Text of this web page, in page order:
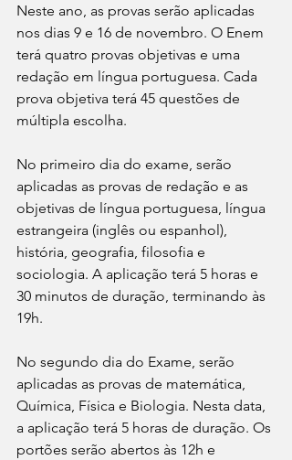
Neste ano, as provas serão aplicadas
nos dias 9 e 16 de novembro. O Enem
terá quatro provas objetivas e uma
redação em língua portuguesa. Cada
prova objetiva terá 45 questões de
múltipla escolha.
No primeiro dia do exame, serão
aplicadas as provas de redação e as
objetivas de língua portuguesa, língua
estrangeira (inglês ou espanhol),
história, geografia, filosofia e
sociologia. A aplicação terá 5 horas e
30 minutos de duração, terminando às
19h.
No segundo dia do Exame, serão
aplicadas as provas de matemática,
Química, Física e Biologia. Nesta data,
a aplicação terá 5 horas de duração. Os
portões serão abertos às 12h e